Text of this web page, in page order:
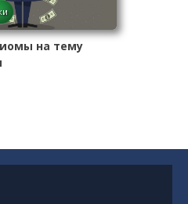
на тему